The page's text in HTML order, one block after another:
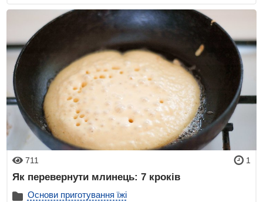
711 1
Як перевернути млинець: 7 кроків
Основи приготування їжі